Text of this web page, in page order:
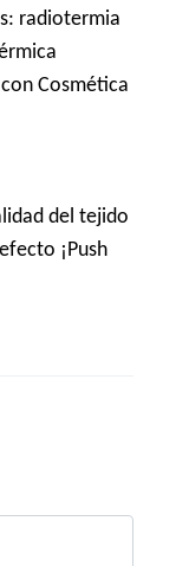
radiotermia
Cosmética
del tejido
¡Push